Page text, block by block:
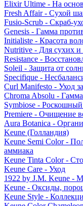
Elixir Ultime - На
Fresh Affair - Сухой
Fusio-Scrub - Скраб-
Genesis - Гамма
Initialiste - Красота
Nutritive - Для сухих и
Resistance -
Soleil - Защита от
Specifique -
Curl Manifesto - Уход
Chroma Absolu -
Symbiose -
Premiere - Очищение
Aura Botanica -
Keune (Голландия)
Keune Semi Color -
аммиака
Keune Tinta Color -
Keune Care - Уход
1922 by J.M. Keune -
Keune - Оксиды,
Keune Style -